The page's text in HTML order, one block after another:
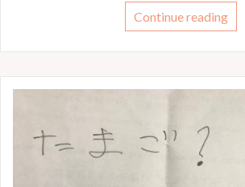
Continue reading